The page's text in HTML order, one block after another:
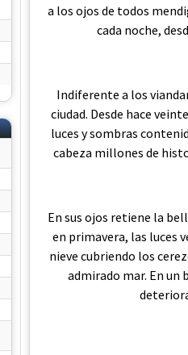
a los ojos de todos
cada noche,
Indiferente a los
ciudad. Desde hace
luces y sombras
cabeza millones de
En sus ojos retiene la
en primavera, las luces
nieve cubriendo los
admirado mar. En